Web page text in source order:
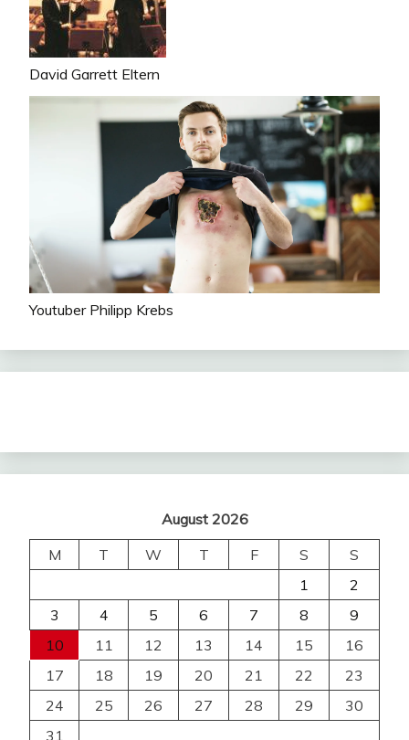
David Garrett Eltern
Youtuber Philipp Krebs
August 2026
M
T W T F S
S
1
2
3
4 5 6 7 8
9
10
11 12 13 14 15
16
17
18 19 20 21 22
23
24
25 26 27 28 29
30
31